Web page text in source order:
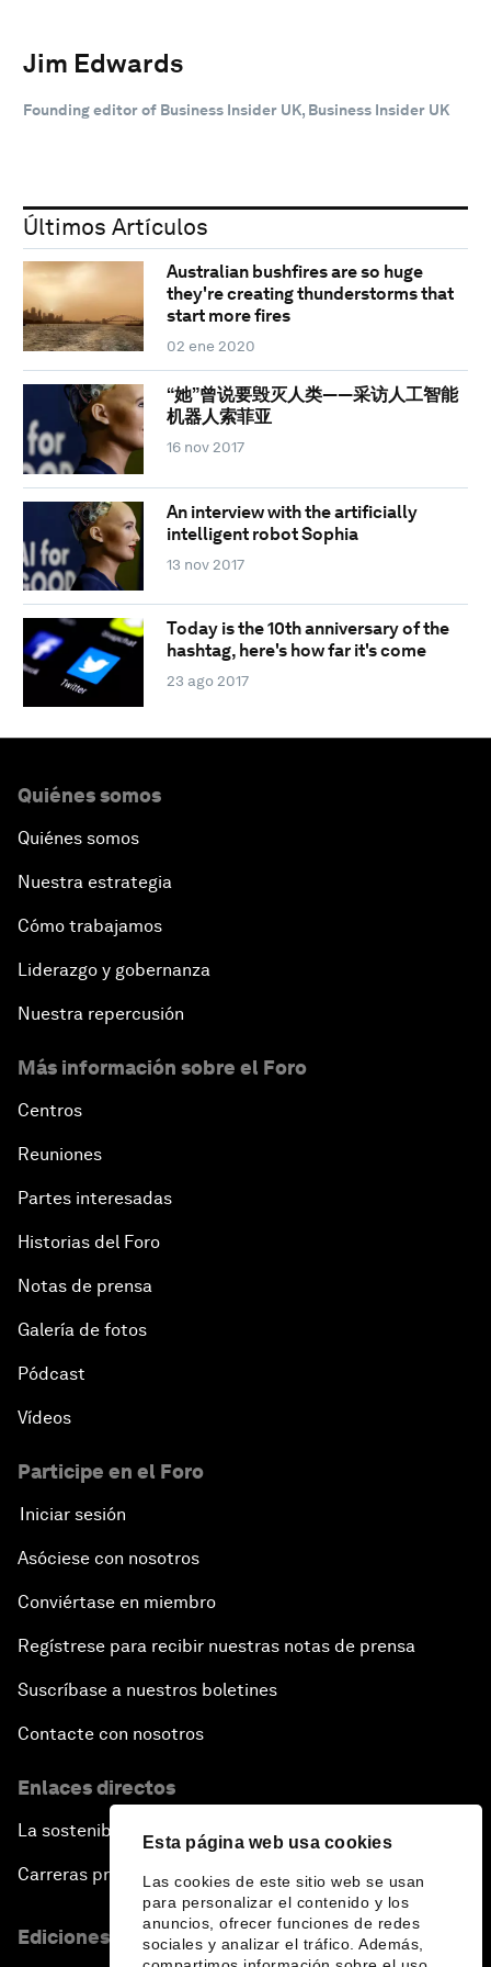
Esta página web usa cookies
Las cookies de este sitio web se usan
para personalizar el contenido y los
anuncios, ofrecer funciones de redes
sociales y analizar el tráfico. Además,
Jim Edwards
Founding editor of Business Insider UK, Business Insider UK
Últimos Artículos
Australian bushfires are so huge
they're creating thunderstorms that
start more fires
02 ene 2020
“她”曾说要毁灭人类——采访人工智能
机器人索菲亚
16 nov 2017
An interview with the artificially
intelligent robot Sophia
13 nov 2017
Today is the 10th anniversary of the
hashtag, here's how far it's come
23 ago 2017
Quiénes somos
Quiénes somos
Nuestra estrategia
Cómo trabajamos
Liderazgo y gobernanza
Nuestra repercusión
Más información sobre el Foro
Centros
Reuniones
Partes interesadas
Historias del Foro
Notas de prensa
Galería de fotos
Pódcast
Vídeos
Participe en el Foro
Iniciar sesión
Asóciese con nosotros
Conviértase en miembro
Regístrese para recibir nuestras notas de prensa
Suscríbase a nuestros boletines
Contacte con nosotros
Enlaces directos
La sostenibilidad en el Foro
Carreras profesionales
Ediciones en otros idiomas